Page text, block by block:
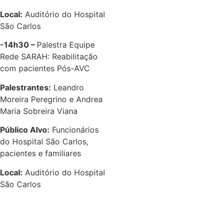
Local: Auditório do Hospital
São Carlos
-14h30 – Palestra Equipe
Rede SARAH: Reabilitação
com pacientes Pós-AVC
Palestrantes: Leandro
Moreira Peregrino e Andrea
Maria Sobreira Viana
Público Alvo: Funcionários
do Hospital São Carlos,
pacientes e familiares
Local: Auditório do Hospital
São Carlos